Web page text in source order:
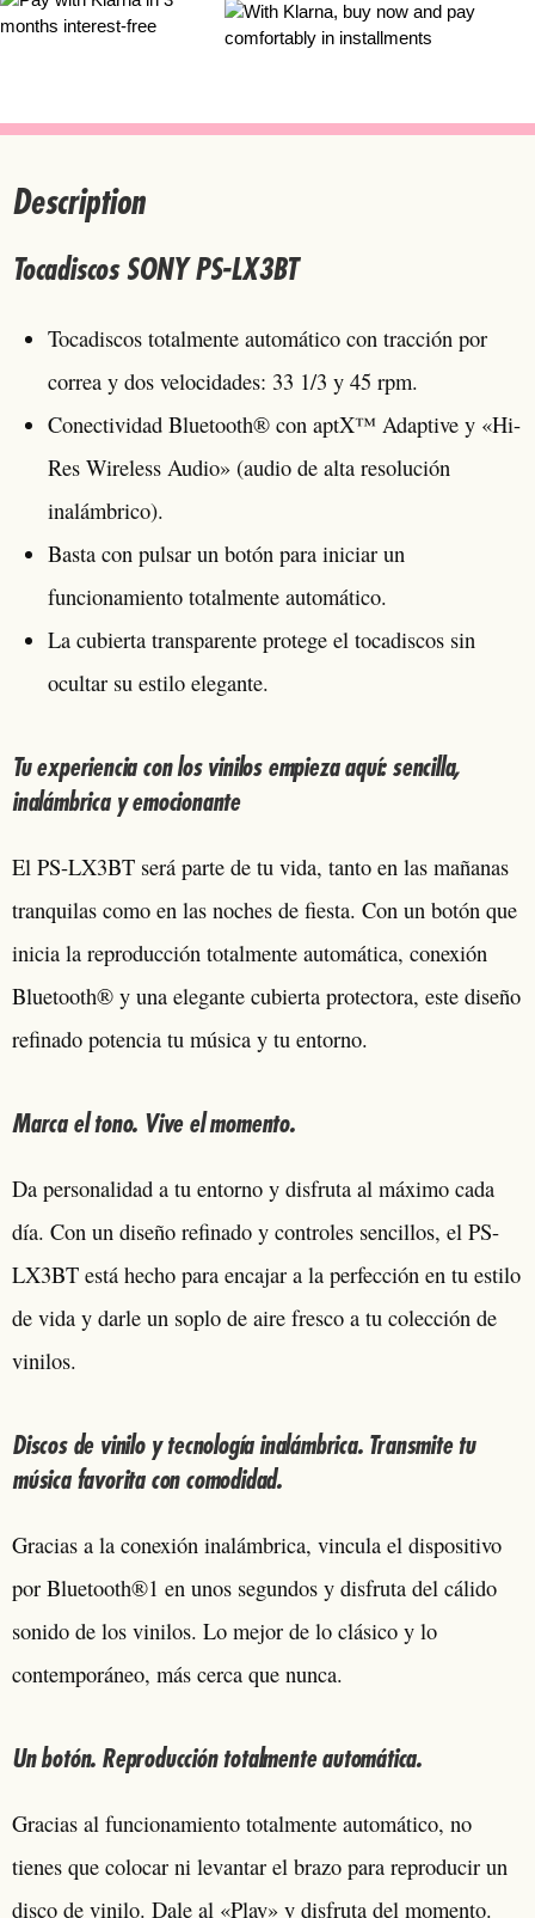
Description
Tocadiscos SONY PS-LX3BT
Tocadiscos totalmente automático con tracción por
correa y dos velocidades: 33 1/3 y 45 rpm.
Conectividad Bluetooth® con aptX™ Adaptive y «Hi-
Res Wireless Audio» (audio de alta resolución
inalámbrico).
Basta con pulsar un botón para iniciar un
funcionamiento totalmente automático.
La cubierta transparente protege el tocadiscos sin
ocultar su estilo elegante.
Tu experiencia con los vinilos empieza aquí: sencilla,
inalámbrica y emocionante
El PS-LX3BT será parte de tu vida, tanto en las mañanas
tranquilas como en las noches de fiesta. Con un botón que
inicia la reproducción totalmente automática, conexión
Bluetooth® y una elegante cubierta protectora, este diseño
refinado potencia tu música y tu entorno.
Marca el tono. Vive el momento.
Da personalidad a tu entorno y disfruta al máximo cada
día. Con un diseño refinado y controles sencillos, el PS-
LX3BT está hecho para encajar a la perfección en tu estilo
de vida y darle un soplo de aire fresco a tu colección de
vinilos.
Discos de vinilo y tecnología inalámbrica. Transmite tu
música favorita con comodidad.
Gracias a la conexión inalámbrica, vincula el dispositivo
por Bluetooth®1 en unos segundos y disfruta del cálido
sonido de los vinilos. Lo mejor de lo clásico y lo
contemporáneo, más cerca que nunca.
Un botón. Reproducción totalmente automática.
Gracias al funcionamiento totalmente automático, no
tienes que colocar ni levantar el brazo para reproducir un
disco de vinilo. Dale al «Play» y disfruta del momento.